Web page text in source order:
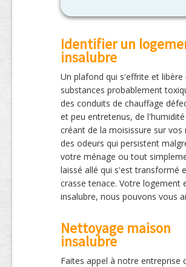
Identifier un
insalubre
Un plafond qui s'effrite et libère
substances probablement
des conduits de chauffage
et peu entretenus, de l'humidité
créant de la moisissure sur vos
des odeurs qui persistent
votre ménage ou tout
laissé allé qui s'est transformé
crasse tenace. Votre logement
insalubre, nous pouvons vous
Nettoyage maison
insalubre
Faites appel à notre entreprise